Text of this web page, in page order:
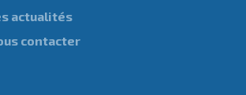
actualités
contacter